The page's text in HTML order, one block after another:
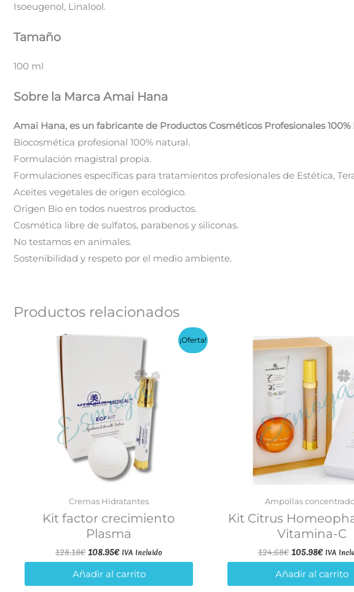
Isoeugenol, Linalool.
Tamaño
100 ml
Sobre la Marca Amai Hana
Amai Hana, es un fabricante de Productos Cosméticos Profesionales
Biocosmética profesional 100% natural.
Formulación magistral propia.
Formulaciones específicas para tratamientos profesionales de Estética,
Aceites vegetales de origen ecológico.
Origen Bio en todos nuestros productos.
Cosmética libre de sulfatos, parabenos y siliconas.
No testamos en animales.
Sostenibilidad y respeto por el medio ambiente.
Productos relacionados
¡Oferta!
Cremas Hidratantes
Kit factor crecimiento
Plasma
128.18€ El
precio
original
era:
108.95€El
precio
actual
es:
IVA Incluido
Añadir al carrito
Ampollas
Kit Citrus
Vitamina-C
124.68€ El
precio
original
era:
105.98€El
precio
actual
es:
IVA
Añadir al carrito